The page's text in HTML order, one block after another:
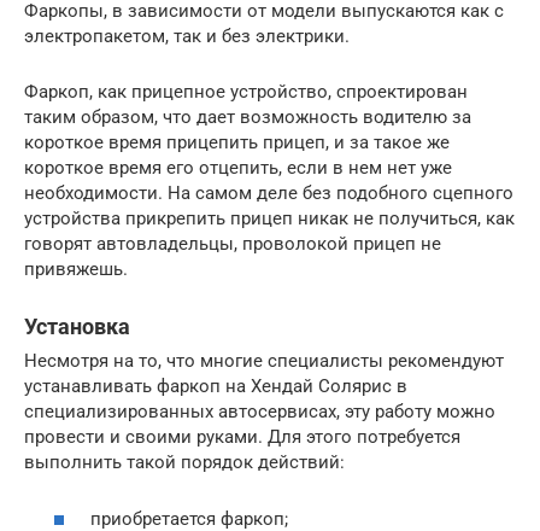
Фаркопы, в зависимости от модели выпускаются как с
электропакетом, так и без электрики.
Фаркоп, как прицепное устройство, спроектирован
таким образом, что дает возможность водителю за
короткое время прицепить прицеп, и за такое же
короткое время его отцепить, если в нем нет уже
необходимости. На самом деле без подобного сцепного
устройства прикрепить прицеп никак не получиться, как
говорят автовладельцы, проволокой прицеп не
привяжешь.
Установка
Несмотря на то, что многие специалисты рекомендуют
устанавливать фаркоп на Хендай Солярис в
специализированных автосервисах, эту работу можно
провести и своими руками. Для этого потребуется
выполнить такой порядок действий:
приобретается фаркоп;